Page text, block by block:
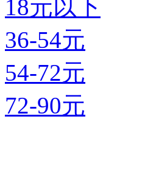
18元以下
36-54元
54-72元
72-90元